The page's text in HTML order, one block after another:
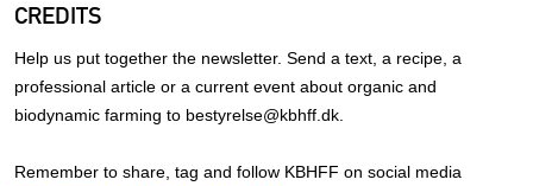
CREDITS
Help us put together the newsletter. Send a text, a recipe, a
professional article or a current event about organic and
biodynamic farming to bestyrelse@kbhff.dk.
Remember to share, tag and follow KBHFF on social media